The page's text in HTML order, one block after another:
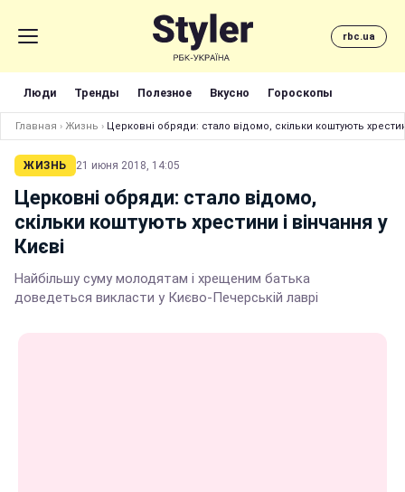
rbc.ua
Люди Тренды Полезное Вкусно Гороскопы
Главная › Жизнь › Церковні обряди: стало відомо, скільки коштують
ЖИЗНЬ 21 июня 2018, 14:05
Церковні обряди: стало відомо,
скільки коштують хрестини і вінчання у
Києві
Найбільшу суму молодятам і хрещеним батька
доведеться викласти у Києво-Печерській лаврі